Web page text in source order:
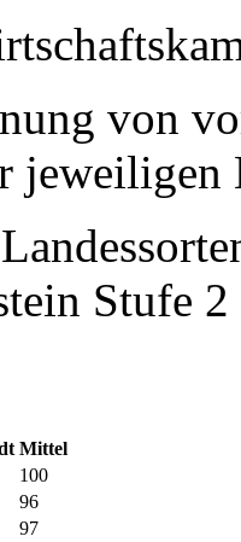
von
jeweiligen
Stufe 2
Mittel
100
96
97